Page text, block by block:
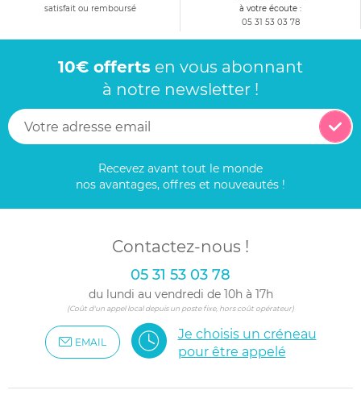
satisfait ou remboursé
à votre écoute :
05 31 53 03 78
10€ offerts en vous abonnant
à notre newsletter !
Recevez avant tout le monde
nos avantages, offres et nouveautés !
Contactez-nous !
05 31 53 03 78
du lundi au vendredi de 10h à 17h
(Coût d'un appel local depuis un poste fixe, hors coût opérateur)
EMAIL
Je choisis un créneau
pour être appelé